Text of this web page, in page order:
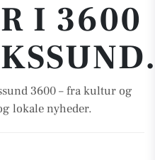
I 3600
3600 – fra kultur og
lokale nyheder.